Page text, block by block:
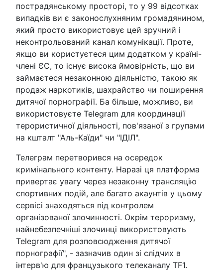
пострадянському просторі, то у 99 відсотках
випадків ви є законослухняним громадянином,
який просто використовує цей зручний і
неконтрольований канал комунікації. Проте,
якщо ви користуєтеся цим додатком у країні-
члені ЄС, то існує висока ймовірність, що ви
займаєтеся незаконною діяльністю, такою як
продаж наркотиків, шахрайство чи поширення
дитячої порнографії. Ба більше, можливо, ви
використовуєте Telegram для координації
терористичної діяльності, пов'язаної з групами
на кшталт "Аль-Каїди" чи "ІДІЛ".
Телеграм перетворився на осередок
кримінального контенту. Наразі ця платформа
привертає увагу через незаконну трансляцію
спортивних подій, але багато акаунтів у цьому
сервісі знаходяться під контролем
організованої злочинності. Окрім тероризму,
найнебезпечніші злочинці використовують
Telegram для розповсюдження дитячої
порнографії", - зазначив один зі слідчих в
інтерв'ю для французького телеканалу TF1.